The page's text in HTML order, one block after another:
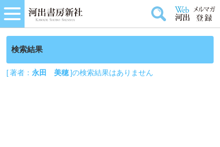
検索結果
[ 著者： 永田 美穂]の検索結果はありません